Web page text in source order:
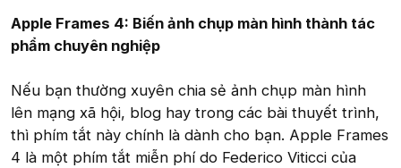
Apple Frames 4: Biến ảnh chụp màn hình thành tác
phẩm chuyên nghiệp
Nếu bạn thường xuyên chia sẻ ảnh chụp màn hình
lên mạng xã hội, blog hay trong các bài thuyết trình,
thì phím tắt này chính là dành cho bạn. Apple Frames
4 là một phím tắt miễn phí do Federico Viticci của